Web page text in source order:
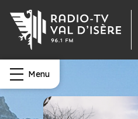
Menu